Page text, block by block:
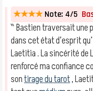
★★★★ Note: 4/5
‶ Bastien traversait une
dans cet état d’esprit
Laetitia . La sincérité de
renforcé ma confiance
sontirage du tarot,